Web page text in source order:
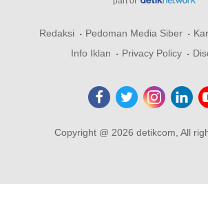
Redaksi Pedoman Media Siber
Info Iklan
Privacy Policy
Copyright @ 2026 detikcom, All